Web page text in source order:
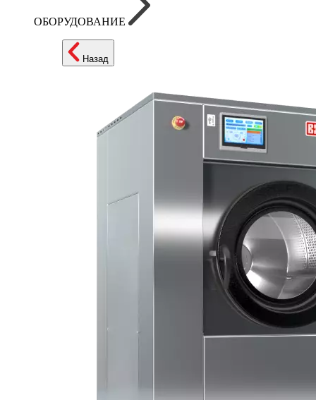
ОБОРУДОВАНИЕ
Назад